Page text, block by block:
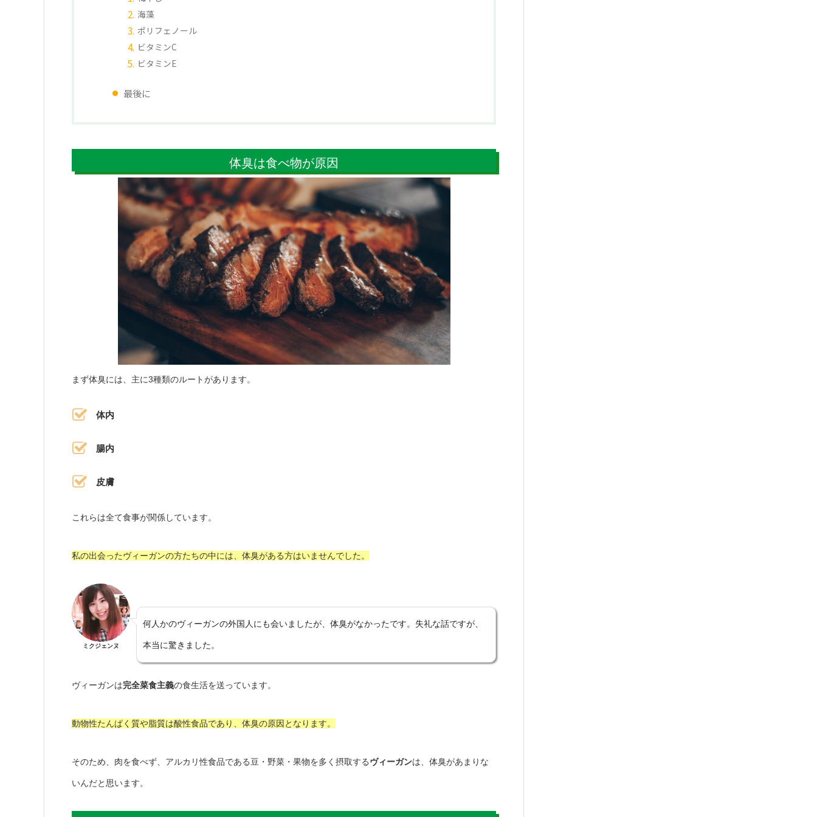
海藻
ポリフェノール
ビタミンC
ビタミンE
最後に
体臭は食べ物が原因
まず体臭には、主に3種類のルートがあります。
体内
腸内
皮膚
これらは全て食事が関係しています。
私の出会ったヴィーガンの方たちの中には、体臭がある方はいませんでした。
ミクジェンヌ
何人かのヴィーガンの外国人にも会いましたが、体臭がなかったです。失礼な話ですが、
本当に驚きました。
ヴィーガンは完全菜食主義の食生活を送っています。
動物性たんぱく質や脂質は酸性食品であり、体臭の原因となります。
そのため、肉を食べず、アルカリ性食品である豆・野菜・果物を多く摂取するヴィーガンは、体臭があまりな
いんだと思います。